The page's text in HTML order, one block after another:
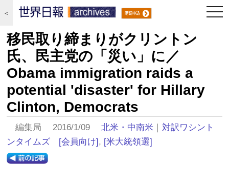
＜
移民取り締まりがクリントン
氏、民主党の「災い」に／
Obama immigration raids a
potential 'disaster' for Hillary
Clinton, Democrats
編集局 2016/1/09北米・中南米 ｜対訳ワシント
ンタイムズ
[会員向け], [米大統領選]